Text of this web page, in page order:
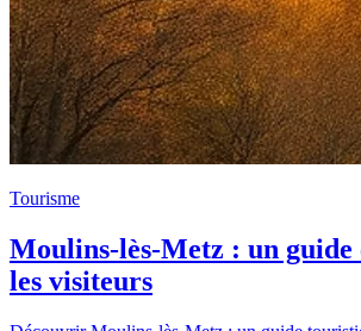
Tourisme
Moulins-lès-Metz : un
les visiteurs